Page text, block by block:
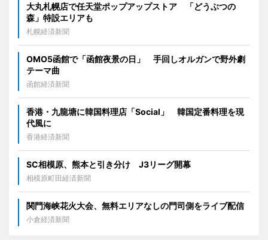
大丸札幌店で任天堂ポップアップストア 「どうぶつの
森」特設エリアも
札幌経済新聞
OMO5函館で「函館夜景の日」 手回しオルガンで野外劇
テーマ曲
函館経済新聞
香港・九龍塘に韓国料理店「Social」 韓国定番料理を現
代風に
香港経済新聞
SC相模原、熊本と引き分け J3リーグ開幕
相模原町田経済新聞
関門海峡花火大会、無料エリアなしの門司側をライブ配信
小倉経済新聞